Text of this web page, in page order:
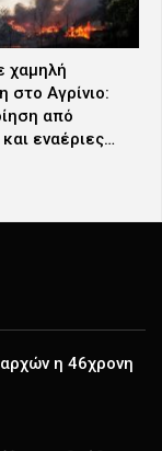
χαμηλή
στο Αγρίνιο:
από
και εναέριες…
η 46χρονη